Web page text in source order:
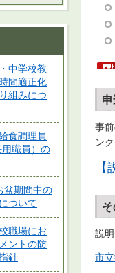
中学校教
間適正化
組みにつ
食調理員
職員）の
盆期間中の
ついて
職場にお
ントの防
針
事
ン
説
市